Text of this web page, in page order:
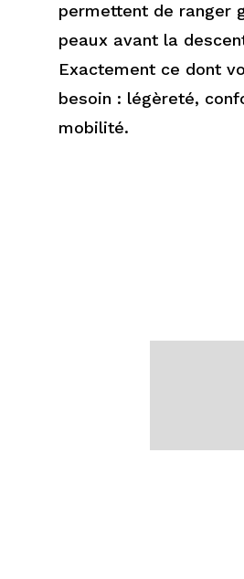
permettent de ranger
peaux avant la
Exactement ce dont
besoin : légèreté,
mobilité.